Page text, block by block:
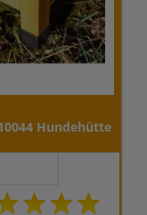
Hundehütte